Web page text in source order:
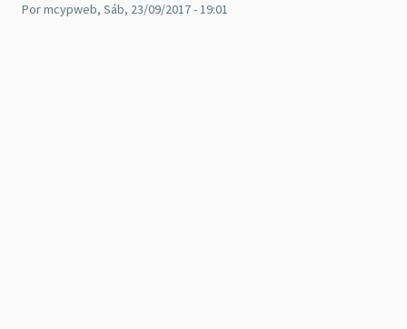
Pormcypweb, Sáb, 23/09/2017 - 19:01